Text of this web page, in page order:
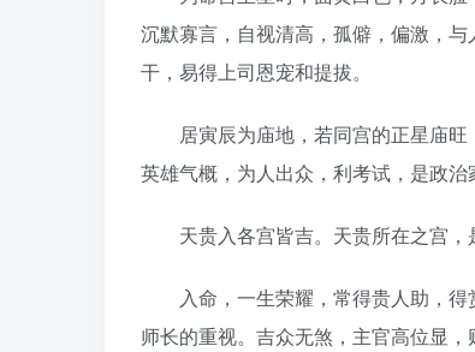
沉默寡言，自视清高，孤僻，偏激，
干，易得上司恩宠和提拔。
居寅辰为庙地，若同宫的正星庙旺
英雄气概，为人出众，利考试，是政治
天贵入各宫皆吉。天贵所在之宫，
入命，一生荣耀，常得贵人助，得
师长的重视。吉众无煞，主官高位显，